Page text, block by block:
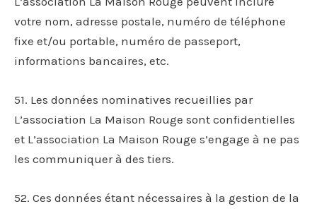
votre nom, adresse postale, numéro de téléphone
fixe et/ou portable, numéro de passeport,
informations bancaires, etc.
51. Les données nominatives recueillies par
L’association La Maison Rouge sont confidentielles
et L’association La Maison Rouge s’engage à ne pas
les communiquer à des tiers.
52. Ces données étant nécessaires à la gestion de la